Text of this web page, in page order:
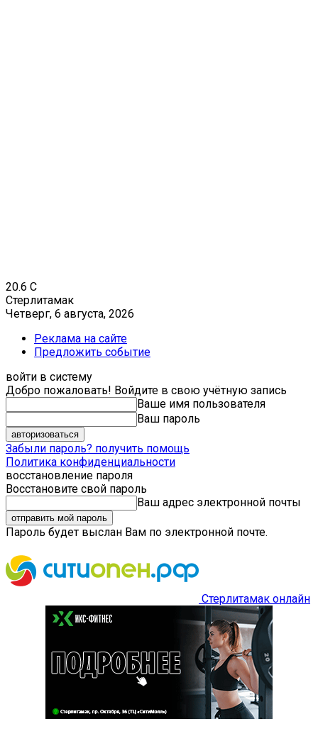
20.6 C
Стерлитамак
Четверг, 6 августа, 2026
Реклама на сайте
Предложить событие
войти в систему
Добро пожаловать! Войдите в свою учётную запись
Ваше имя пользователя
Ваш пароль
Забыли пароль? получить помощь
Политика конфиденциальности
восстановление пароля
Восстановите свой пароль
Ваш адрес электронной почты
Пароль будет выслан Вам по электронной почте.
Стерлитамак онлайн